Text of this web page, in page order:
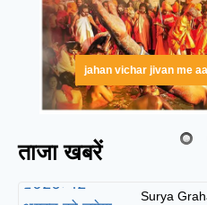
jahan vichar jivan me
ताजा खबरें
Surya